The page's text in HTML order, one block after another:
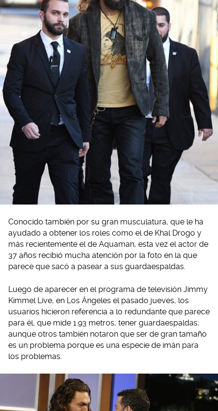
Conocido también por su gran musculatura, que le ha
ayudado a obtener los roles como el de Khal Drogo y
más recientemente el de Aquaman, esta vez el actor de
37 años recibió mucha atención por la foto en la que
parece que sacó a pasear a sus guardaespaldas.
Luego de aparecer en el programa de televisión Jimmy
Kimmel Live, en Los Ángeles el pasado jueves, los
usuarios hicieron referencia a lo redundante que parece
para él, que mide 1.93 metros, tener guardaespaldas;
aunque otros también notaron que ser de gran tamaño
es un problema porque es una especie de imán para
los problemas.